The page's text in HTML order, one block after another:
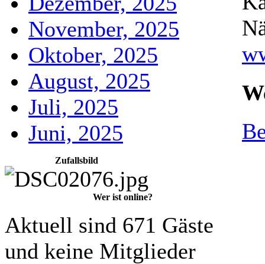
November, 2025
Oktober, 2025
August, 2025
Juli, 2025
Juni, 2025
Zufallsbild
Wer ist online?
Aktuell sind 671 Gäste
und keine Mitglieder